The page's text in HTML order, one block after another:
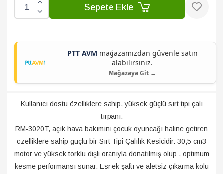
Sepete Ekle
PTT AVM mağazamızdan güvenle satın
alabilirsiniz.
Mağazaya Git →
Kullanıcı dostu özelliklere sahip, yüksek güçlü sırt tipi çalı
tırpanı.
RM-3020T, açık hava bakımını çocuk oyuncağı haline getiren
özelliklere sahip güçlü bir Sırt Tipi Çalılık Kesicidir. 30,5 cm3
motor ve yüksek torklu dişli oranıyla donatılmış olup , optimum
kesme performansı sunar. Esnek şaftı ve aletsiz çıkarma kolu